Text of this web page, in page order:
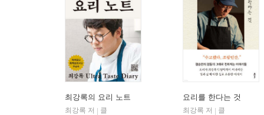
최강록의 요리 노트
최강록 저
클
요리를 한다는 것
최강록 저
클